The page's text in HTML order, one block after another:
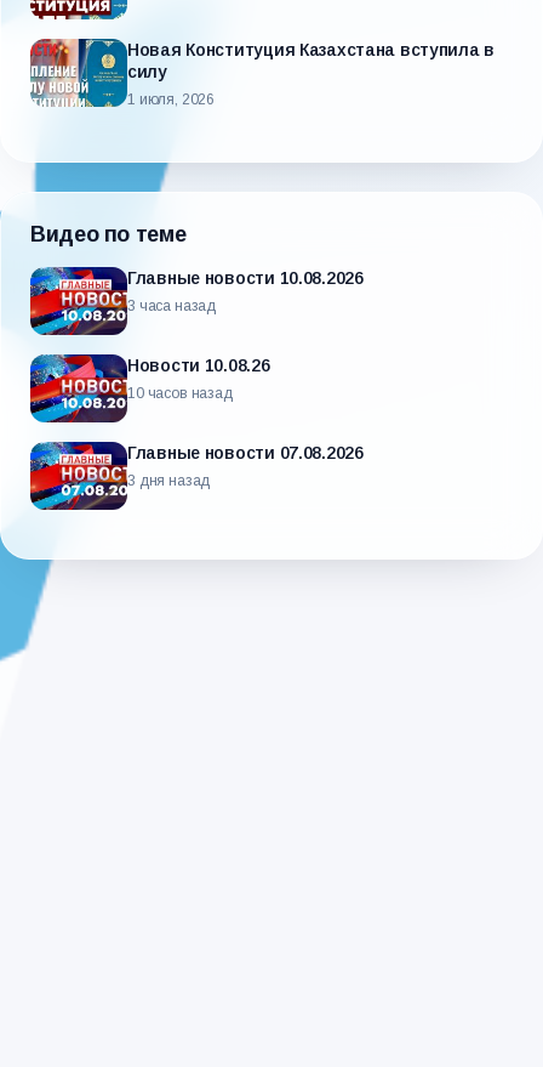
Новая Конституция Казахстана вступила в
силу
1 июля, 2026
Видео по теме
Главные новости 10.08.2026
3 часа назад
Новости 10.08.26
10 часов назад
Главные новости 07.08.2026
3 дня назад